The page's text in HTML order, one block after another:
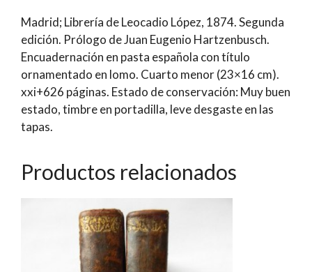
de
la
lengua
francesa
que
se
el
castellana
moderna,
con
el
Madrid; Librería de Leocadio López, 1874. Segunda
edición. Prólogo de Juan Eugenio Hartzenbusch.
Encuadernación en pasta española con título
ornamentado en lomo. Cuarto menor (23×16 cm).
xxi+626 páginas. Estado de conservación: Muy buen
estado, timbre en portadilla, leve desgaste en las
tapas.
Productos relacionados